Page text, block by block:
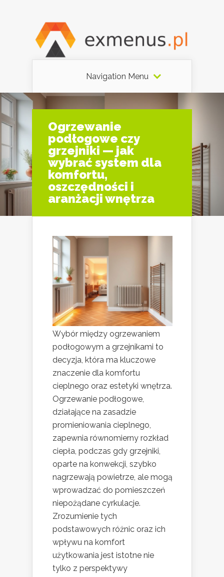
Navigation Menu
Ogrzewanie
podłogowe czy
grzejniki — jak
wybrać system dla
komfortu,
oszczędności i
aranżacji wnętrza
Wybór między ogrzewaniem
podłogowym a grzejnikami to
decyzja, która ma kluczowe
znaczenie dla komfortu
cieplnego oraz estetyki wnętrza.
Ogrzewanie podłogowe,
działające na zasadzie
promieniowania cieplnego,
zapewnia równomierny rozkład
ciepła, podczas gdy grzejniki,
oparte na konwekcji, szybko
nagrzewają powietrze, ale mogą
wprowadzać do pomieszczeń
niepożądane cyrkulacje.
Zrozumienie tych
podstawowych różnic oraz ich
wpływu na komfort
użytkowania jest istotne nie
tylko z perspektywy